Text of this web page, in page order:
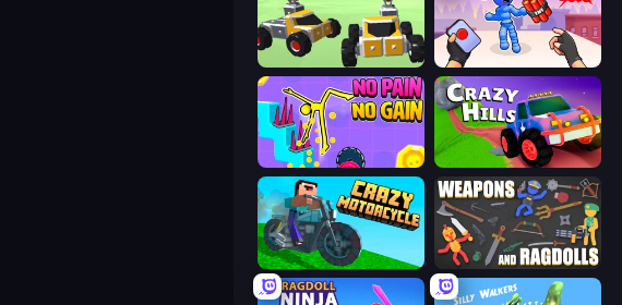
Block Tech: Epic Sandbox TNT Bomber
No Pain No Gain - Ragdoll Sandbox Crazy Hills
Crazy Motorcycle Weapons and Ragdolls